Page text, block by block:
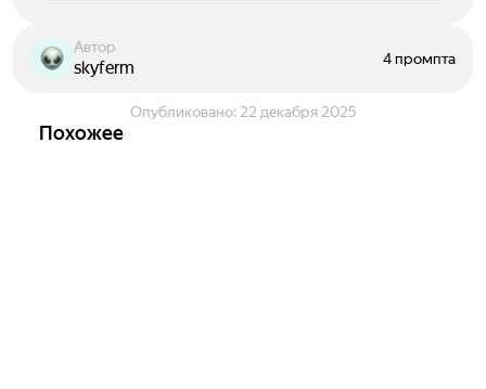
Автор
skyferm 4 промпта
Опубликовано: 22 декабря 2025
Похожее